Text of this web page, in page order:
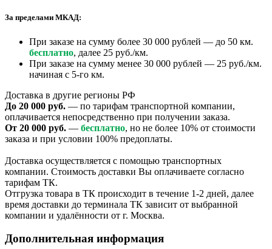
За пределами МКАД:
При заказе на сумму более 30 000 рублей — до 50 км.
бесплатно, далее 25 руб./км.
При заказе на сумму менее 30 000 рублей — 25 руб./км.
начиная с 5-го км.
Доставка в другие регионы РФ
До 20 000 руб. — по тарифам транспортной компании,
оплачивается непосредственно при получении заказа.
От 20 000 руб. — бесплатно, но не более 10% от стоимости
заказа и при условии 100% предоплаты.
Доставка осуществляется с помощью транспортных
компании. Стоимость доставки Вы оплачиваете согласно
тарифам ТК.
Отгрузка товара в ТК происходит в течение 1-2 дней, далее
время доставки до терминала ТК зависит от выбранной
компании и удалённости от г. Москва.
Дополнительная информация